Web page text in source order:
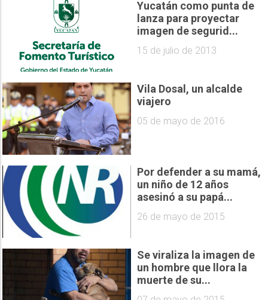
Yucatán como punta de
lanza para proyectar
imagen de segurid...
15 de julio de 2013
Vila Dosal, un alcalde
viajero
05 de mayo de 2016
Por defender a su mamá,
un niño de 12 años
asesinó a su papá...
26 de mayo de 2015
Se viraliza la imagen de
un hombre que llora la
muerte de su...